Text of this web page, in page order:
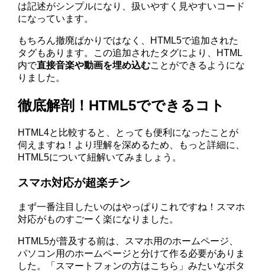
は記述がシンプルになり、扱いやすく見やすいコード
になっています。
もちろん撤廃ばかりではなく、HTML5で追加された
タグもあります。この追加されたタグにより、HTML
内で直接音楽や動画を埋め込むことができるようにな
りました。
徹底解剖！HTML5でできるコト
HTML4と比較すると、とっても便利になったことが
伺えますね！より理解を深めるため、もっと詳細に、
HTML5について紐解いてみましょう。
スマホ対応が超楽チン
まず一番注目したいのはやっぱりこれですね！スマホ
対応がものすごーく楽になりました。
HTML5が普及する前は、スマホ用のホームページ、
パソコン用のホームページと分けて作る必要がありま
した。「スマートフォンの方はこちら」みたいなボタ